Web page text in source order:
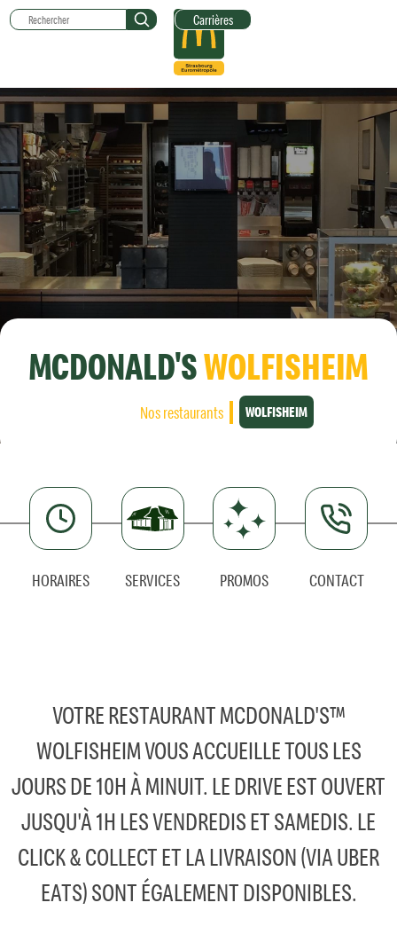
Carrières
MCDONALD'SWOLFISHEIM
Nos restaurants WOLFISHEIM
HORAIRES SERVICES PROMOS CONTACT
VOTRE RESTAURANT MCDONALD'S™
WOLFISHEIM VOUS ACCUEILLE TOUS LES
JOURS DE 10H À MINUIT. LE DRIVE EST OUVERT
JUSQU'À 1H LES VENDREDIS ET SAMEDIS. LE
CLICK & COLLECT ET LA LIVRAISON (VIA UBER
EATS) SONT ÉGALEMENT DISPONIBLES.